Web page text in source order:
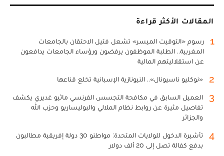
المقالات الأكثر قراءة
1
رسوم «التوقيت الميسر» تشعل فتيل الاحتقان بالجامعات
المغربية.. الطلبة الموظفون يرفضون ورؤساء الجامعات يدافعون
عن استقلاليتهم المالية
2 «نوكليو ناسيونال».. النيونازية الإسبانية تخلع قناعها
3
العميل السابق في مكافحة التجسس الفرنسي ماثيو غديري يكشف
تفاصيل مثيرة عن روابط نظام الملالي والبوليساريو وحزب الله
والجزائر
4
تأشيرة الدخول للولايات المتحدة: مواطنو 30 دولة إفريقية مطالبون
بدفع كفالة تصل إلى 20 ألف دولار